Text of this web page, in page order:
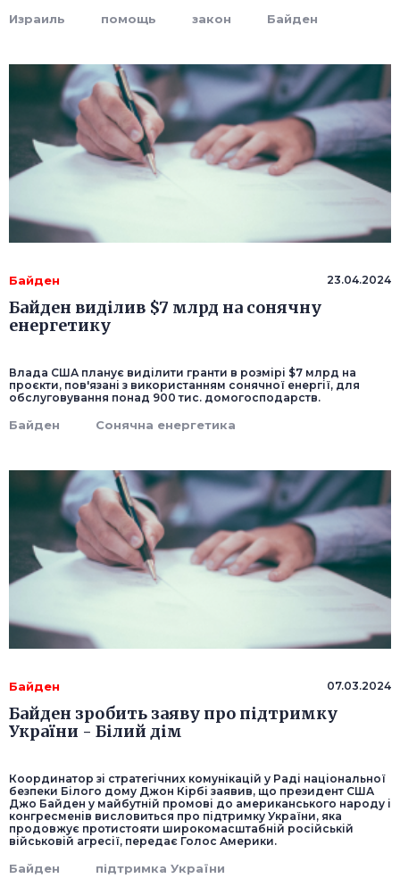
Израиль помощь закон Байден
Байден 23.04.2024
Байден виділив $7 млрд на сонячну
енергетику
Влада США планує виділити гранти в розмірі $7 млрд на
проєкти, пов'язані з використанням сонячної енергії, для
обслуговування понад 900 тис. домогосподарств.
Байден Сонячна енергетика
Байден 07.03.2024
Байден зробить заяву про підтримку
України - Білий дім
Координатор зі стратегічних комунікацій у Раді національної
безпеки Білого дому Джон Кірбі заявив, що президент США
Джо Байден у майбутній промові до американського народу і
конгресменів висловиться про підтримку України, яка
продовжує протистояти широкомасштабній російській
військовій агресії, передає Голос Америки.
Байден підтримка України